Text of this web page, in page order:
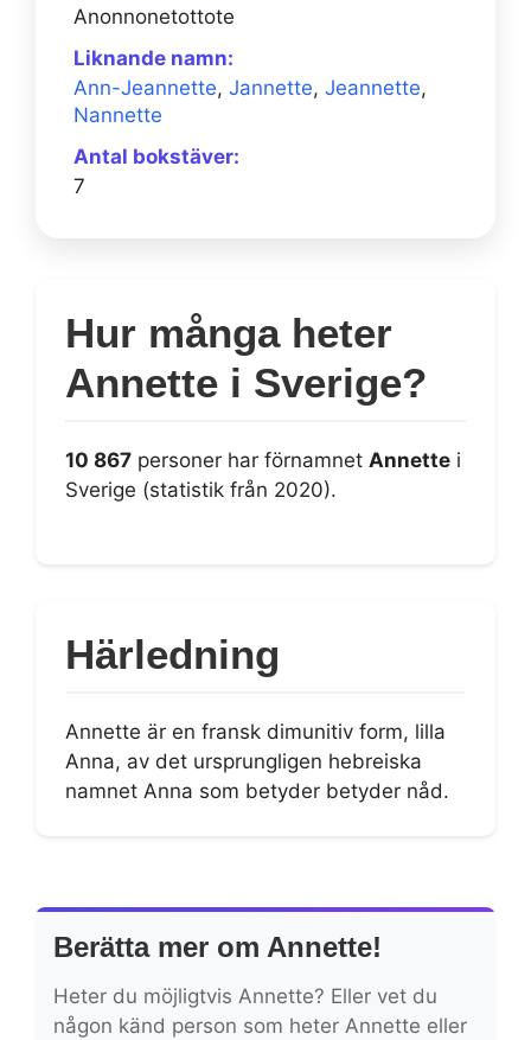
Anonnonetottote
Liknande namn:
Ann-Jeannette, Jannette, Jeannette,
Nannette
Antal bokstäver:
7
Hur många heter
Annette i Sverige?
10 867 personer har förnamnet Annette i
Sverige (statistik från 2020).
Härledning
Annette är en fransk dimunitiv form, lilla
Anna, av det ursprungligen hebreiska
namnet Anna som betyder betyder nåd.
Berätta mer om Annette!
Heter du möjligtvis Annette? Eller vet du
någon känd person som heter Annette eller